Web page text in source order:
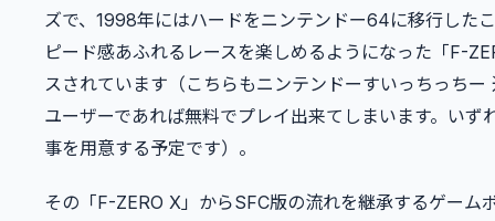
ズで、1998年にはハードをニンテンドー64に移行した
ピード感あふれるレースを楽しめるようになった「F-
スされています（こちらもニンテンドーすいっちっちー
ユーザーであれば無料でプレイ出来てしまいます。いず
事を用意する予定です）。
その「F-ZERO X」からSFC版の流れを継承するゲーム